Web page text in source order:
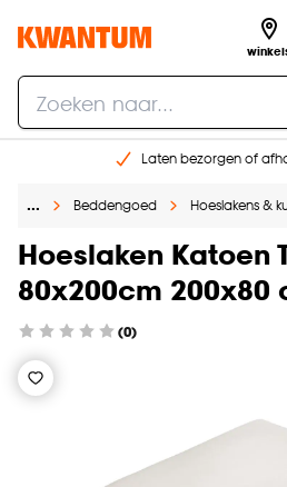
Laten bezorgen of
Gratis raam advies en
… Beddengoed Hoeslakens &
Hoeslaken Katoen
80x200cm 200x80
(0)